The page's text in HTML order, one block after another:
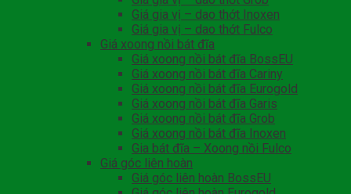
Giá gia vị – dao thớt Inoxen
Giá gia vị – dao thớt Fulco
Giá xoong nồi bát đĩa
Giá xoong nồi bát đĩa BossEU
Giá xoong nồi bát đĩa Cariny
Giá xoong nồi bát đĩa Eurogold
Giá xoong nồi bát đĩa Garis
Giá xoong nồi bát đĩa Grob
Giá xoong nồi bát đĩa Inoxen
Gia bát đĩa – Xoong nồi Fulco
Giá góc liên hoàn
Giá góc liên hoàn BossEU